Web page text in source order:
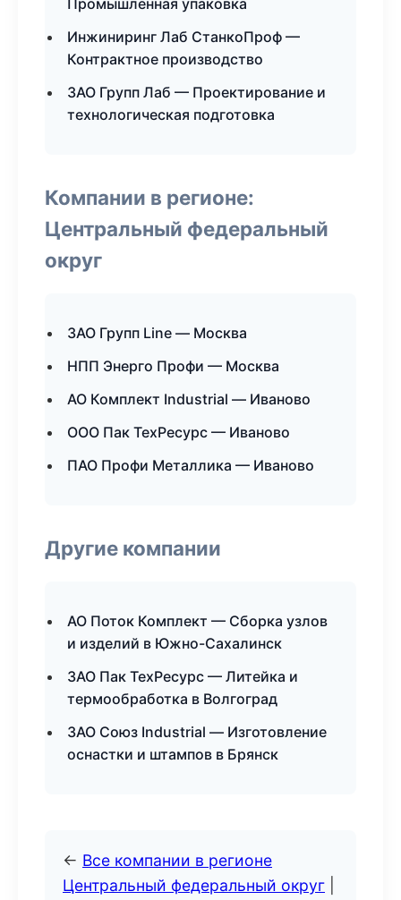
Промышленная упаковка
Инжиниринг Лаб СтанкоПроф —
Контрактное производство
ЗАО Групп Лаб — Проектирование и
технологическая подготовка
Компании в регионе:
Центральный федеральный
округ
ЗАО Групп Line — Москва
НПП Энерго Профи — Москва
АО Комплект Industrial — Иваново
ООО Пак ТехРесурс — Иваново
ПАО Профи Металлика — Иваново
Другие компании
АО Поток Комплект — Сборка узлов
и изделий в Южно-Сахалинск
ЗАО Пак ТехРесурс — Литейка и
термообработка в Волгоград
ЗАО Союз Industrial — Изготовление
оснастки и штампов в Брянск
← Все компании в регионе
Центральный федеральный округ